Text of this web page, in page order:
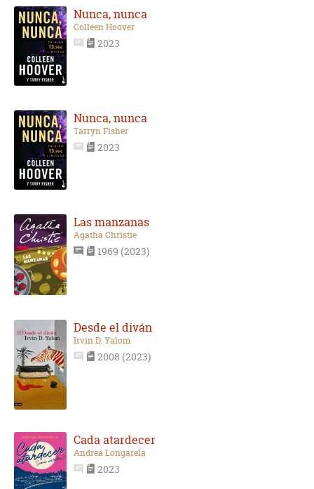
Nunca, nunca
Colleen Hoover
2023
Nunca, nunca
Tarryn Fisher
2023
Las manzanas
Agatha Christie
1969 (2023)
Desde el diván
Irvin D. Yalom
2008 (2023)
Cada atardecer
Andrea Longarela
2023